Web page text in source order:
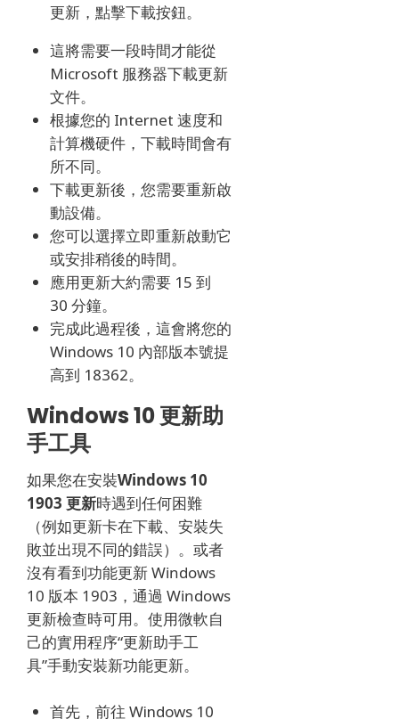
更新，點擊下載按鈕。
這將需要一段時間才能從
Microsoft 服務器下載更新
文件。
根據您的 Internet 速度和
計算機硬件，下載時間會有
所不同。
下載更新後，您需要重新啟
動設備。
您可以選擇立即重新啟動它
或安排稍後的時間。
應用更新大約需要 15 到
30 分鐘。
完成此過程後，這會將您的
Windows 10 內部版本號提
高到 18362。
Windows 10 更新助
手工具
如果您在安裝Windows 10
1903 更新時遇到任何困難
（例如更新卡在下載、安裝失
敗並出現不同的錯誤）。 或者
沒有看到功能更新 Windows
10 版本 1903，通過 Windows
更新檢查時可用。 使用微軟自
己的實用程序“更新助手工
具”手動安裝新功能更新。
首先，前往 Windows 10